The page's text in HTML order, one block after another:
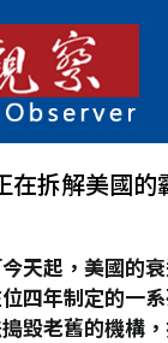
在拆解美國
今天起，美國的
四年制定的一
毀老舊的機構